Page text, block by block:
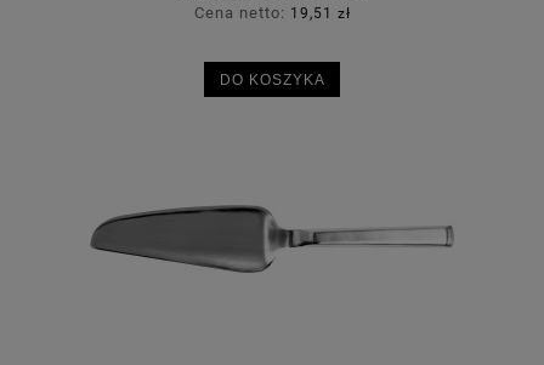
Cena netto: 19,51 zł
DO KOSZYKA